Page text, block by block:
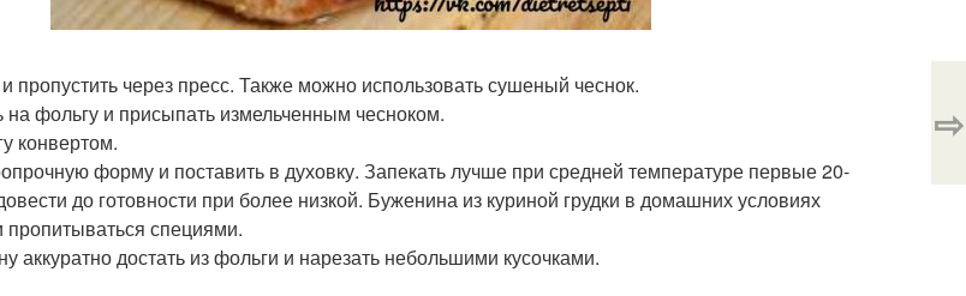
и пропустить через пресс. Также можно использовать сушеный чеснок.
на фольгу и присыпать измельченным чесноком.
конвертом.
форму и поставить в духовку. Запекать лучше при средней температуре первые 20-
до готовности при более низкой. Буженина из куриной грудки в домашних условиях
пропитываться специями.
аккуратно достать из фольги и нарезать небольшими кусочками.
⇨